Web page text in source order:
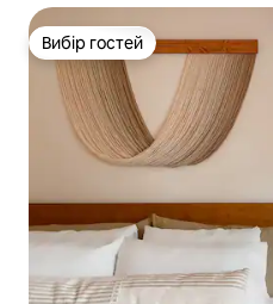
Вибір гостей
Вибір гостей